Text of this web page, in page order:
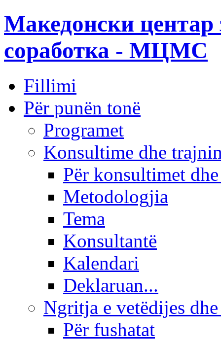
Македонски центар
соработка - МЦМС
Fillimi
Për punën tonë
Programet
Konsultime dhe
Për konsultimet
Metodologjia
Tema
Konsultantë
Kalendari
Deklaruan...
Ngritja e vetëdijes
Për fushatat